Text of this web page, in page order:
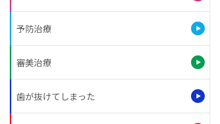
予防治療
審美治療
歯が抜けてしまった